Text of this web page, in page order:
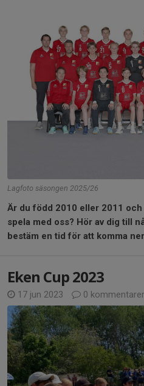
Lagfoto säsongen 2025/26
Är du född 2010 eller 2011
spela med oss? Hör av dig till
bestäm en tid för att komma
Eken Cup 2023
17 jun 2023 0 kommentarer